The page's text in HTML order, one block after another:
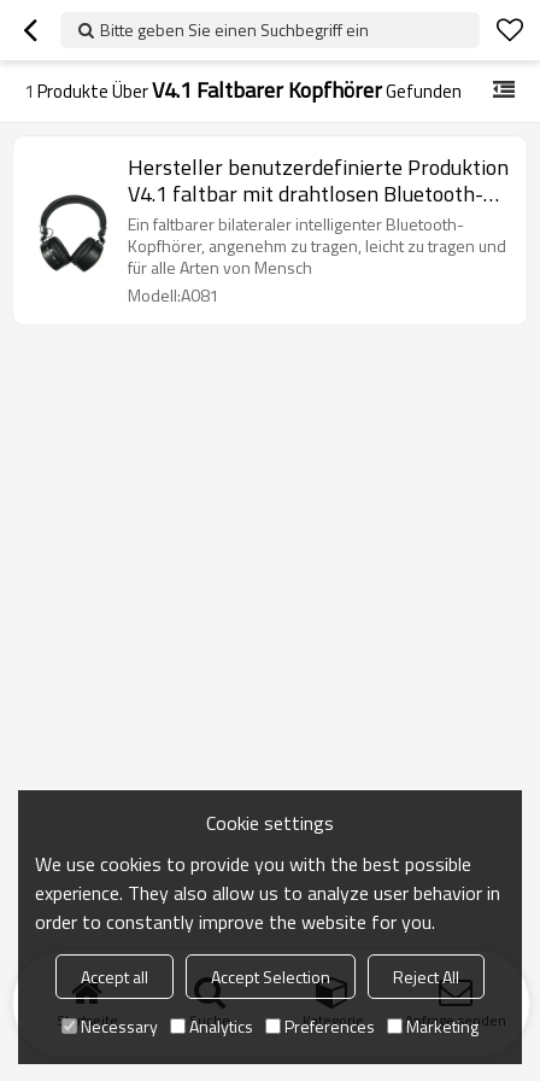
Bitte geben Sie einen Suchbegriff ein
1 Produkte ÜberV4.1 Faltbarer KopfhörerGefunden
Hersteller benutzerdefinierte Produktion
V4.1 faltbar mit drahtlosen Bluetooth-
Kopfhörer
Ein faltbarer bilateraler intelligenter Bluetooth-
Kopfhörer, angenehm zu tragen, leicht zu tragen und
für alle Arten von Mensch
Modell:A081
Startseite Suche Kategorie Anfrage senden
Cookie settings
We use cookies to provide you with the best possible
experience. They also allow us to analyze user behavior in
order to constantly improve the website for you.
Accept all Accept Selection
Reject All
Necessary
Analytics Preferences Marketing